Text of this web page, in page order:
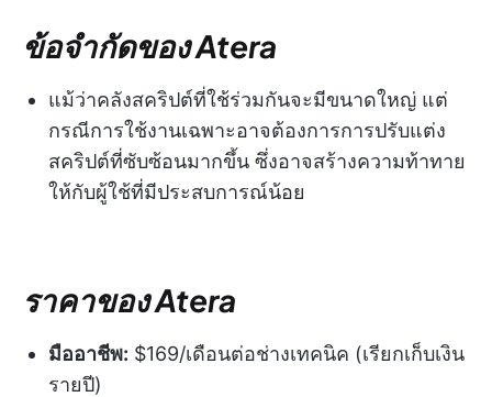
ข้อจำกัดของ Atera
แม้ว่าคลังสคริปต์ที่ใช้ร่วมกันจะมีขนาดใหญ่ แต่
กรณีการใช้งานเฉพาะอาจต้องการการปรับแต่ง
สคริปต์ที่ซับซ้อนมากขึ้น ซึ่งอาจสร้างความท้าทาย
ให้กับผู้ใช้ที่มีประสบการณ์น้อย
ราคาของ Atera
มืออาชีพ: $169/เดือนต่อช่างเทคนิค (เรียกเก็บเงิน
รายปี)